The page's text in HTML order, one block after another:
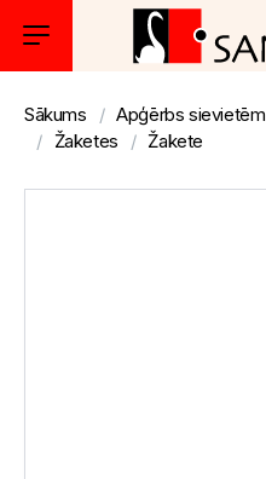
Sākums Apģērbs sievietēm
Žaketes
Žakete